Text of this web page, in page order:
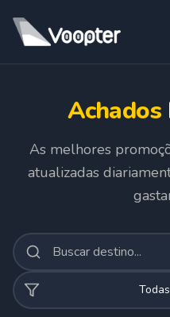
Achados
As melhores
atualizadas